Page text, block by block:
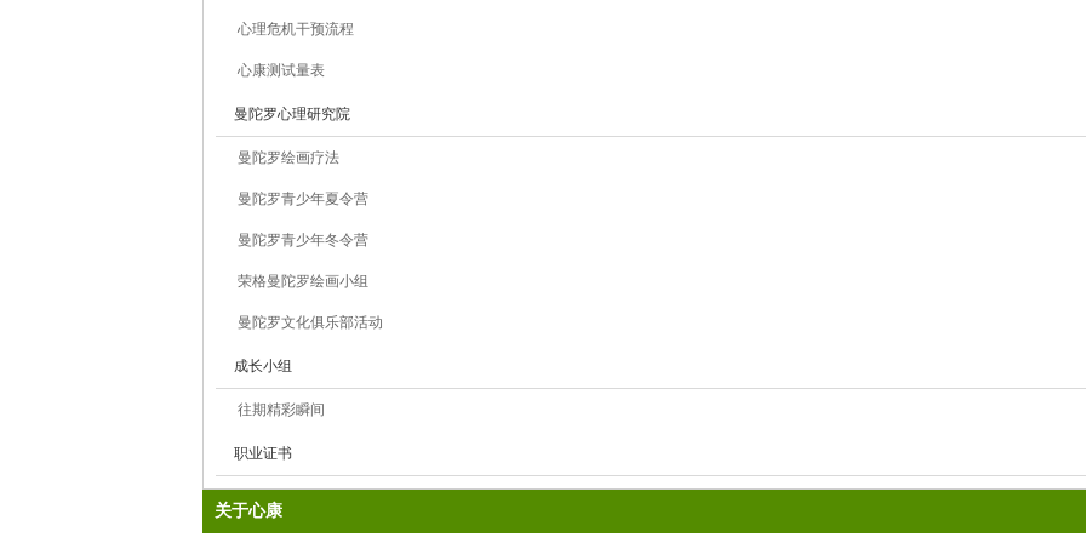
心理危机干预流程
心康测试量表
曼陀罗心理研究院
曼陀罗绘画疗法
曼陀罗青少年夏令营
曼陀罗青少年冬令营
荣格曼陀罗绘画小组
曼陀罗文化俱乐部活动
成长小组
往期精彩瞬间
职业证书
关于心康